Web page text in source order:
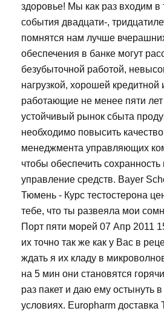
здоровье! Мы как раз входим в
события двадцати-,
помнятся нам лучше
обеспечения в банке могут
безубыточной работой,
нагрузкой, хорошей кредитной
работающие не менее пяти
устойчивый рынок сбыта
необходимо повысить
менеджмента управляющих
чтобы обеспечить
управление средств. Bayer
Тюмень - Курс тестостерона
тебе, что ты развеяла мои
Порт пяти морей 07 Апр 2011
их точно так же как у Вас в
ждать я их кладу в
на 5 мин они становятся
раз пакет и даю ему остынуть
условиях. Europharm доставка